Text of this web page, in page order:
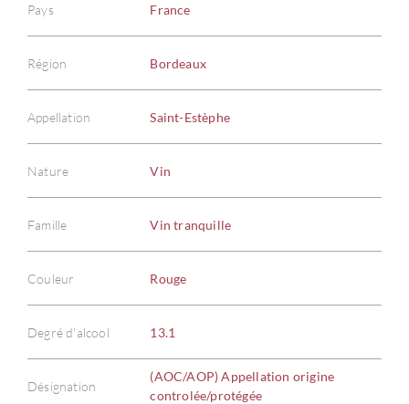
Pays France
Région Bordeaux
Appellation Saint-Estèphe
Nature Vin
Famille Vin tranquille
Couleur Rouge
Degré d'alcool 13.1
Désignation
(AOC/AOP) Appellation origine
controlée/protégée